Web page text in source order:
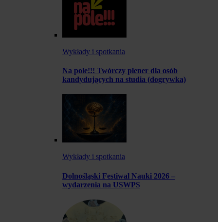
Wykłady i spotkania
Na pole!!! Twórczy plener dla osób
kandydujących na studia (dogrywka)
Wykłady i spotkania
Dolnośląski Festiwal Nauki 2026 –
wydarzenia na USWPS